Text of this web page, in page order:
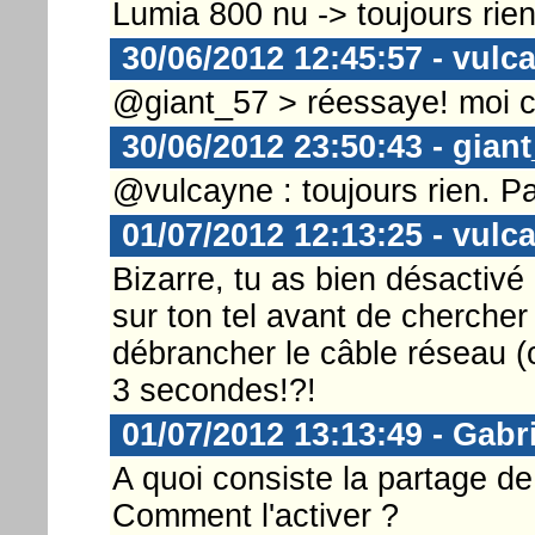
Lumia 800 nu -> toujours
30/06/2012 12:45:57 -
@giant_57 > réessaye! moi
30/06/2012 23:50:43 -
@vulcayne : toujours rien.
01/07/2012 12:13:25 -
Bizarre, tu as bien
sur ton tel avant de
débrancher le câble réseau
3 secondes!?!
01/07/2012 13:13:49 -
A quoi consiste la partage
Comment l'activer ?